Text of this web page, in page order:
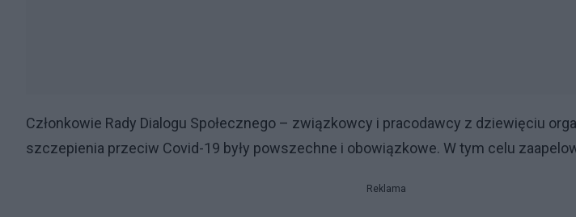
Członkowie Rady Dialogu Społecznego – związkowcy i pracodawcy z dziewięciu
szczepienia przeciw Covid-19 były powszechne i obowiązkowe. W tym celu
Reklama